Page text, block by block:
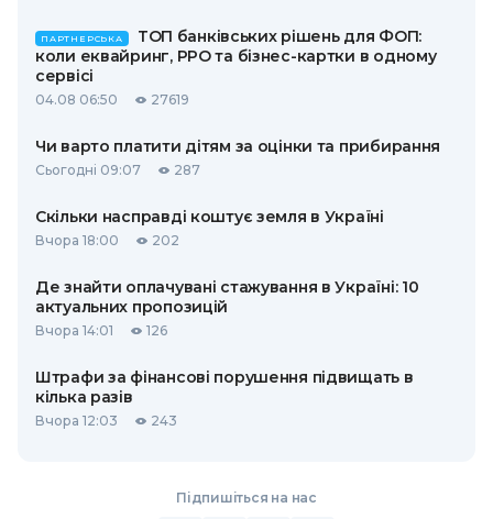
ПАРТНЕРСЬКА
ТОП банківських рішень для ФОП:
коли еквайринг, РРО та бізнес-картки в одному
сервісі
04.08 06:50 27619
Чи варто платити дітям за оцінки та прибирання
Сьогодні 09:07 287
Скільки насправді коштує земля в Україні
Вчора 18:00 202
Де знайти оплачувані стажування в Україні: 10
актуальних пропозицій
Вчора 14:01 126
Штрафи за фінансові порушення підвищать в
кілька разів
Вчора 12:03 243
Підпишіться на нас